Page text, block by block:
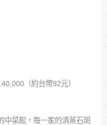
（約台幣92元）
中菜館，每一家的清蒸石斑